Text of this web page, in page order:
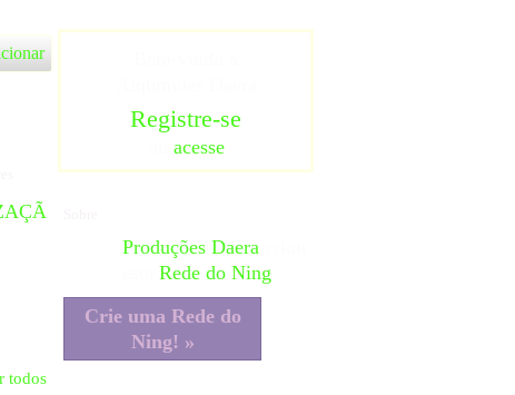
todos
Registre-se
acesse
Produções Daera
Rede do Ning
Crie uma Rede do
Ning! »